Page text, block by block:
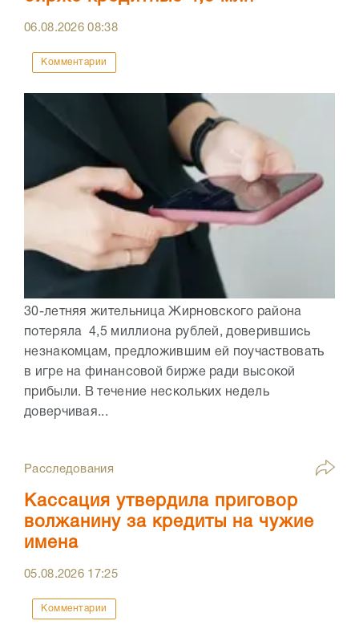
06.08.202608:38
Комментарии
30-летняя жительница Жирновского района
потеряла 4,5 миллиона рублей, доверившись
незнакомцам, предложившим ей поучаствовать
в игре на финансовой бирже ради высокой
прибыли. В течение нескольких недель
доверчивая...
Расследования
Кассация утвердила приговор
волжанину за кредиты на чужие
имена
05.08.2026 17:25
Комментарии